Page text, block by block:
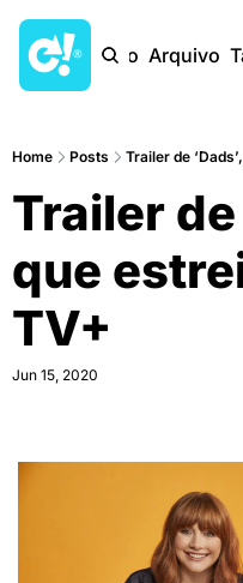
Início Arquivo
Home Posts Trailer de
Trailer de
que
TV+
Jun 15, 2020